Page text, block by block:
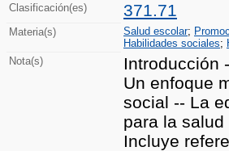
Clasificación(es) 371.71
Materia(s) Salud escolar;
Habilidades sociales;
Nota(s)
Introducción
Un enfoque
social -- La
para la
Incluye